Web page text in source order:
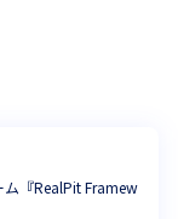
『RealPit Framew